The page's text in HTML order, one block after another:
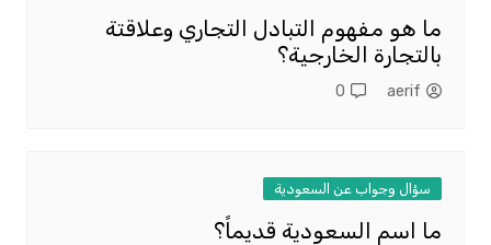
ما هو مفهوم التبادل التجاري وعلاقتة
بالتجارة الخارجية؟
aerif
0
سؤال وجواب عن السعودية
ما اسم السعودية قديماً؟